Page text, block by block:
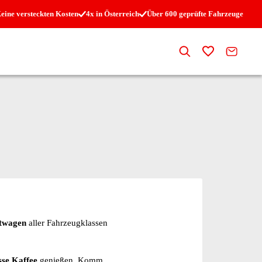
versteckten Kosten 4x in Österreich Über 600 geprüfte Fahrzeuge
SucheZur
aller Fahrzeugklassen